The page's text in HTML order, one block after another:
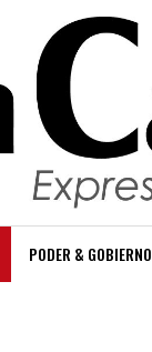
PODER & GOBIERNO